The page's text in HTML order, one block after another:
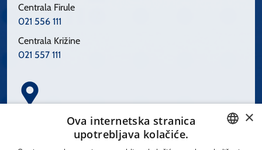
Centrala Firule
021 556 111
Centrala Križine
021 557 111
Spinčićeva 1, 21000 Split
×
Ova internetska stranica
upotrebljava kolačiće.